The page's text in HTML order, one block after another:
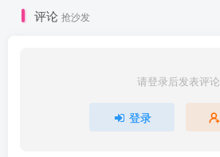
评论 抢沙发
请登录后发表评论
登录